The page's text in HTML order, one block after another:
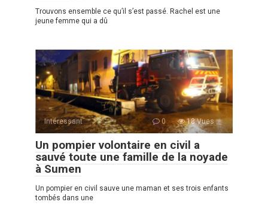
Trouvons ensemble ce qu’il s’est passé. Rachel est une
jeune femme qui a dû
Intéressant 0 18 Vues :
Un pompier volontaire en civil a
sauvé toute une famille de la noyade
à Sumen
Un pompier en сivil sauve une maman et ses trois enfants
tombés dans une